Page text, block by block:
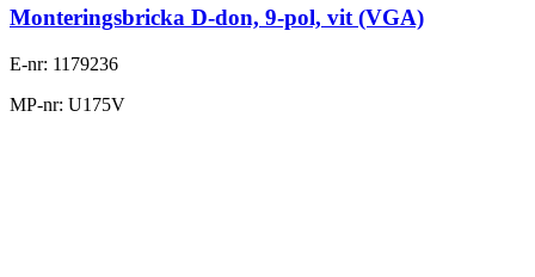
Monteringsbricka D-don, 9-pol, vit (VGA)
E-nr: 1179236
MP-nr: U175V